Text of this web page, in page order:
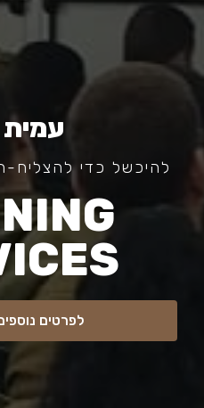
עמית
להיכשל כדי
לפרטים